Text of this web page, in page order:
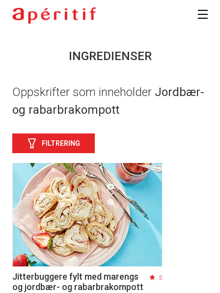
INGREDIENSER
Oppskrifter som inneholder Jordbær-
og rabarbrakompott
FILTRERING
Jitterbuggere fylt med marengs
og jordbær- og rabarbrakompott
3